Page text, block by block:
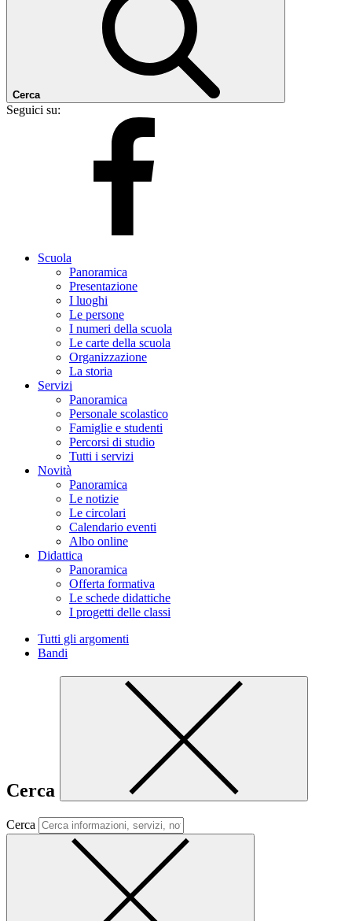
Cerca
Seguici su:
Scuola
Panoramica
Presentazione
I luoghi
Le persone
I numeri della scuola
Le carte della scuola
Organizzazione
La storia
Servizi
Panoramica
Personale scolastico
Famiglie e studenti
Percorsi di studio
Tutti i servizi
Novità
Panoramica
Le notizie
Le circolari
Calendario eventi
Albo online
Didattica
Panoramica
Offerta formativa
Le schede didattiche
I progetti delle classi
Tutti gli argomenti
Bandi
Cerca
Cerca